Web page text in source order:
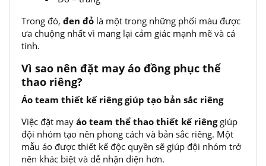
Trong đó, đen đỏ là một trong những phối màu được
ưa chuộng nhất vì mang lại cảm giác mạnh mẽ và cá
tính.
Vì sao nên đặt may áo đồng phục thể
thao riêng?
Áo team thiết kế riêng giúp tạo bản sắc riêng
Việc đặt may áo team thể thao thiết kế riênggiúp
đội nhóm tạo nên phong cách và bản sắc riêng. Một
mẫu áo được thiết kế độc quyền sẽ giúp đội nhóm trở
nên khác biệt và dễ nhận diện hơn.